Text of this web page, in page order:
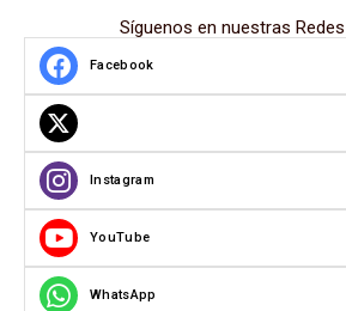
Síguenos en nuestras
Facebook
Instagram
YouTube
WhatsApp